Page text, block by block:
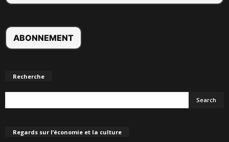
Recherche
Regards sur l’économie et la culture